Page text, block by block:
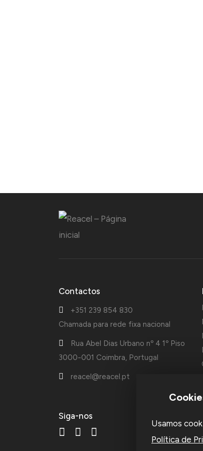
Contactos
+351 239 854 830
Chamada para rede fixa nacional
Rua Abel Dias Urbano nº 4 1º Piso
3000-001 Coimbra, Portugal
reacel@reacel.pt
Siga-nos
Usamos
Política de